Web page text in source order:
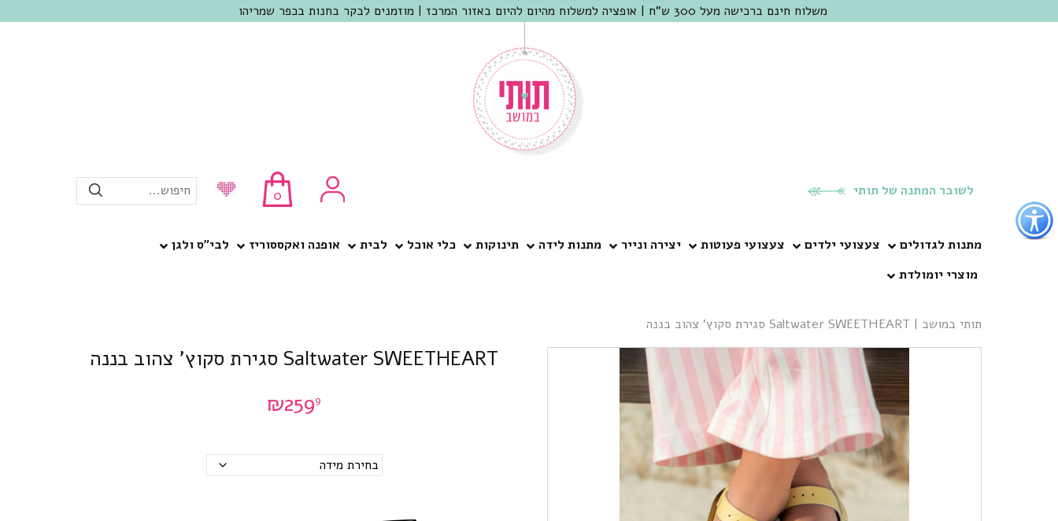
כפתור
לפתיחת
תפריט
נגישות
משלוח חינם ברכישה מעל 300 ש"ח | אופציה למשלוח מהיום להיום באזור המרכז | מוזמנים לבקר בחנות בכפר שמריהו
לשובר המתנה של תותי 0 חיפוש...
מתנות לגדולים צעצועי ילדים צעצועי פעוטות יצירה ונייר מתנות לידה תינוקות כלי אוכל לבית אופנה ואקססוריז
לבי”ס ולגן
מוצרי יומולדת
תותי במושב | Saltwater SWEETHEART סגירת סקוץ’ צהוב בננה
Saltwater SWEETHEART סגירת סקוץ’ צהוב בננה
₪2599
מידות